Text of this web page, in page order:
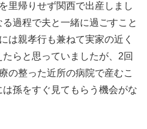
里帰りせず関西で出産しまし
過程で夫と一緒に過ごすこと
は親孝行も兼ねて実家の近く
らと思っていましたが、2回
の整った近所の病院で産むこ
孫をすぐ見てもらう機会がな